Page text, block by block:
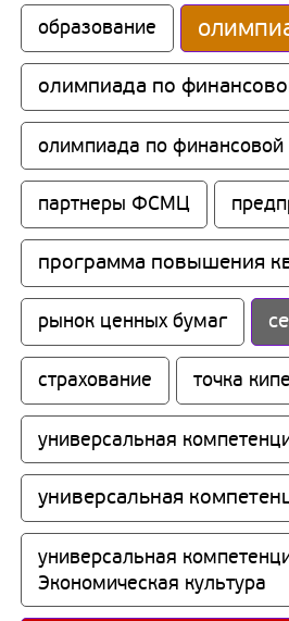
образование
олимпиада по
олимпиада по финансовой
партнеры ФСМЦ
программа повышения
рынок ценных бумаг
страхование точка
универсальная
универсальная
универсальная
Экономическая культура